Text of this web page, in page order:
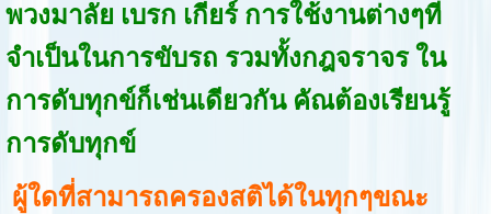
พวงมาลัย เบรก เกียร์ การใช้งานต่างๆที่
จำเป็นในการขับรถ รวมทั้งกฎจราจร ใน
การดับทุกข์ก็เช่นเดียวกัน คัณต้องเรียนรู้
การดับทุกข์
ผู้ใดที่สามารถครองสติได้ในทุกๆขณะ